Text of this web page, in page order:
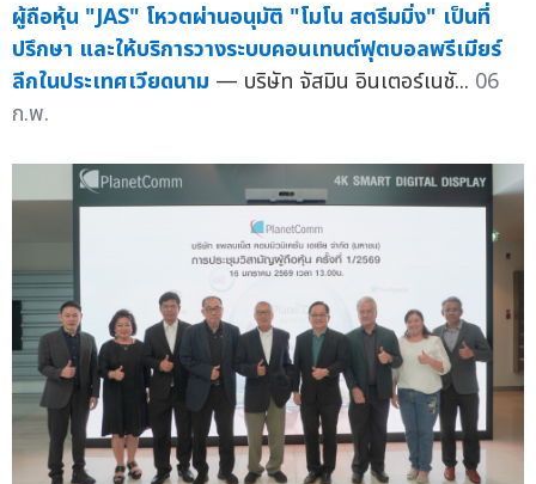
ผู้ถือหุ้น "JAS" โหวตผ่านอนุมัติ "โมโน สตรีมมิ่ง" เป็นที่
ปรึกษา และให้บริการวางระบบคอนเทนต์ฟุตบอลพรีเมียร์
ลีกในประเทศเวียดนาม — บริษัท จัสมิน อินเตอร์เนชั... 06
ก.พ.